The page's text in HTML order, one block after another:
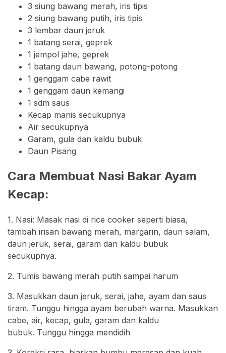
3 siung bawang merah, iris tipis
2 siung bawang putih, iris tipis
3 lembar daun jeruk
1 batang serai, geprek
1 jempol jahe, geprek
1 batang daun bawang, potong-potong
1 genggam cabe rawit
1 genggam daun kemangi
1 sdm saus
Kecap manis secukupnya
Air secukupnya
Garam, gula dan kaldu bubuk
Daun Pisang
Cara Membuat Nasi Bakar Ayam
Kecap:
1. Nasi: Masak nasi di rice cooker seperti biasa,
tambah irisan bawang merah, margarin, daun salam,
daun jeruk, serai, garam dan kaldu bubuk
secukupnya.
2. Tumis bawang merah putih sampai harum
3. Masukkan daun jeruk, serai, jahe, ayam dan saus
tiram. Tunggu hingga ayam berubah warna. Masukkan
cabe, air, kecap, gula, garam dan kaldu
bubuk. Tunggu hingga mendidih